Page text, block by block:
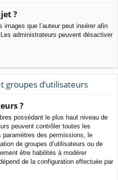
?
que l’auteur peut insérer afin
administrateurs peuvent désactiver
groupes d’utilisateurs
?
possédant le plus haut niveau de
peuvent contrôler toutes les
des permissions, le
de groupes d’utilisateurs ou de
être habilités à modérer
de la configuration effectuée par